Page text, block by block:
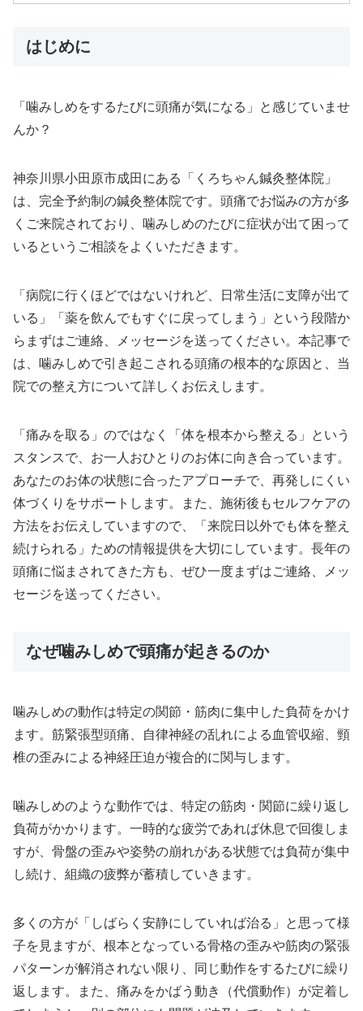
はじめに
「噛みしめをするたびに頭痛が気になる」と感じていませ
んか？
神奈川県小田原市成田にある「くろちゃん鍼灸整体院」
は、完全予約制の鍼灸整体院です。頭痛でお悩みの方が多
くご来院されており、噛みしめのたびに症状が出て困って
いるというご相談をよくいただきます。
「病院に行くほどではないけれど、日常生活に支障が出て
いる」「薬を飲んでもすぐに戻ってしまう」という段階か
らまずはご連絡、メッセージを送ってください。本記事で
は、噛みしめで引き起こされる頭痛の根本的な原因と、当
院での整え方について詳しくお伝えします。
「痛みを取る」のではなく「体を根本から整える」という
スタンスで、お一人おひとりのお体に向き合っています。
あなたのお体の状態に合ったアプローチで、再発しにくい
体づくりをサポートします。また、施術後もセルフケアの
方法をお伝えしていますので、「来院日以外でも体を整え
続けられる」ための情報提供を大切にしています。長年の
頭痛に悩まされてきた方も、ぜひ一度まずはご連絡、メッ
セージを送ってください。
なぜ噛みしめで頭痛が起きるのか
噛みしめの動作は特定の関節・筋肉に集中した負荷をかけ
ます。筋緊張型頭痛、自律神経の乱れによる血管収縮、頸
椎の歪みによる神経圧迫が複合的に関与します。
噛みしめのような動作では、特定の筋肉・関節に繰り返し
負荷がかかります。一時的な疲労であれば休息で回復しま
すが、骨盤の歪みや姿勢の崩れがある状態では負荷が集中
し続け、組織の疲弊が蓄積していきます。
多くの方が「しばらく安静にしていれば治る」と思って様
子を見ますが、根本となっている骨格の歪みや筋肉の緊張
パターンが解消されない限り、同じ動作をするたびに繰り
返します。また、痛みをかばう動き（代償動作）が定着し